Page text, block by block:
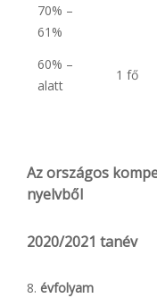
70% –
61%
60% –
alatt
1 fő
Az országos
nyelvből
2020/2021 tanév
évfolyam